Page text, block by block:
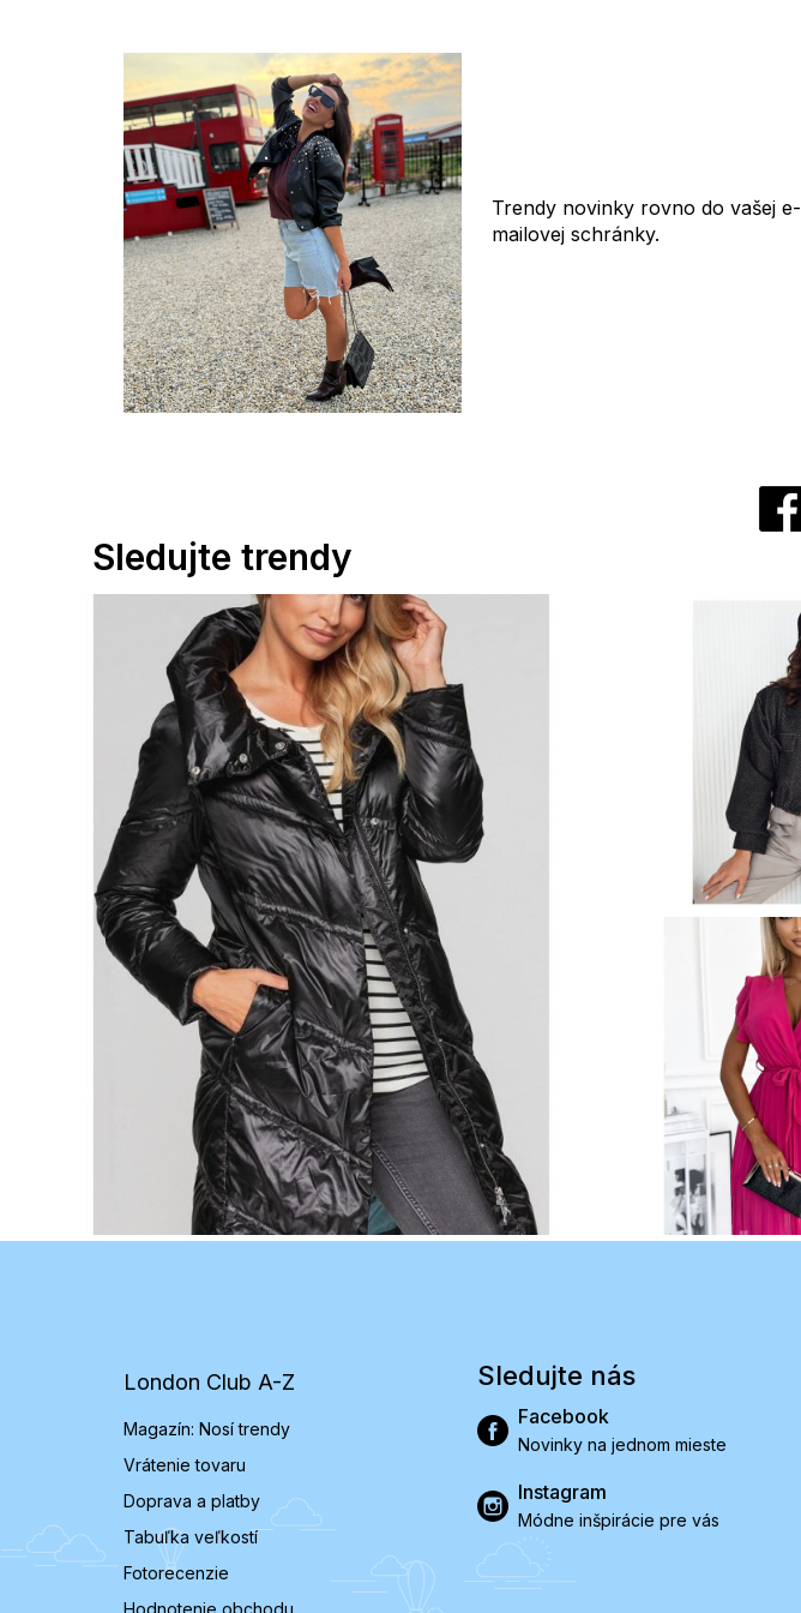
Trendy novinky rovno do vašej e-
mailovej schránky.
London Club A-Z
Magazín: Nosí trendy
Vrátenie tovaru
Doprava a platby
Tabuľka veľkostí
Fotorecenzie
Sledujte nás
Facebook
Novinky na jednom mieste
Instagram
Módne inšpirácie pre vás